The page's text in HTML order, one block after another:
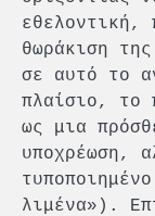
εθελοντική,
θωράκιση
σε αυτό το
πλαίσιο, το
ως μια
υποχρέωση,
λιμένα»).